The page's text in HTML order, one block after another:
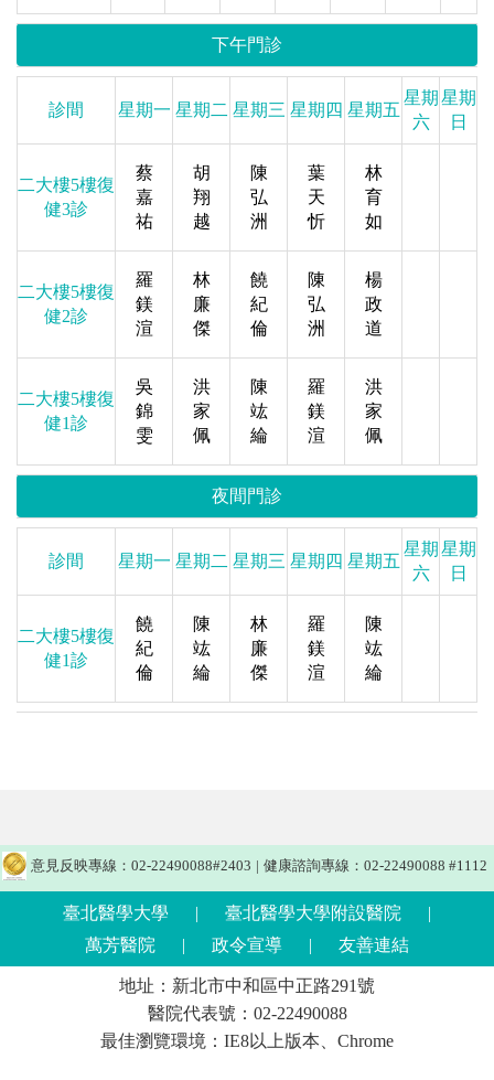
下午門診
診間 星期一 星期二 星期三 星期四 星期五
星期
六
星期
日
二大樓5樓復
健3診
蔡
嘉
祐
胡
翔
越
陳
弘
洲
葉
天
忻
林
育
如
二大樓5樓復
健2診
羅
鎂
渲
林
廉
傑
饒
紀
倫
陳
弘
洲
楊
政
道
二大樓5樓復
健1診
吳
錦
雯
洪
家
佩
陳
竑
綸
羅
鎂
渲
洪
家
佩
夜間門診
診間 星期一 星期二 星期三 星期四 星期五
星期
六
星期
日
二大樓5樓復
健1診
饒
紀
倫
陳
竑
綸
林
廉
傑
羅
鎂
渲
陳
竑
綸
意見反映專線：02-22490088#2403 | 健康諮詢專線：02-22490088 #1112
臺北醫學大學 | 臺北醫學大學附設醫院
|
萬芳醫院
| 政令宣導 | 友善連結
地址：新北市中和區中正路291號
醫院代表號：02-22490088
最佳瀏覽環境：IE8以上版本、Chrome